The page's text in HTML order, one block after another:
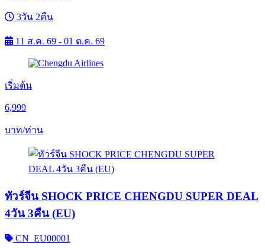
3วัน 2คืน
11 ส.ค. 69 - 01 ต.ค. 69
เริ่มต้น
6,999
บาท/ท่าน
ทัวร์จีน SHOCK PRICE CHENGDU SUPER DEAL
4วัน 3คืน (EU)
CN_EU00001